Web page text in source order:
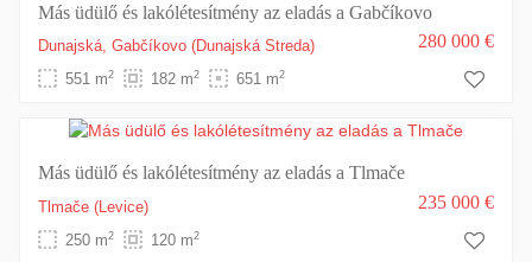
Más üdülő és lakólétesítmény az eladás a Gabčíkovo
Dunajská, Gabčíkovo (Dunajská Streda)
551 m2 182 m2 651 m2
280 000 €
Más üdülő és lakólétesítmény az eladás a Tlmače
Tlmače (Levice)
250 m2 120 m2
235 000 €